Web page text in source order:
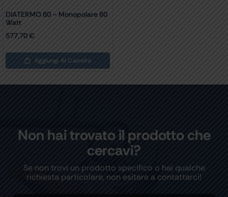
DIATERMO 80 – Monopolare 80
Watt
577,70 €
Aggiungi Al Carrello
Non hai trovato il prodotto che
cercavi?
Se non trovi un prodotto specifico o hai qualche
richiesta particolare, non esitare a contattarci!